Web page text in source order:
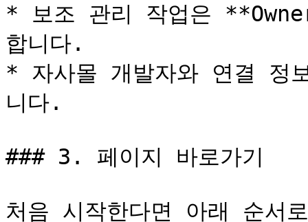
* 보조 관리 작업은
합니다.
* 자사몰 개발자와 연결 정
니다.
### 3. 페이지 바로가기
처음 시작한다면 아래 순서